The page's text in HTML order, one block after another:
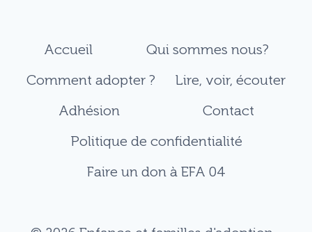
Accueil
Qui sommes nous?
Comment adopter ?
Lire, voir, écouter
Adhésion
Contact
Politique de confidentialité
Faire un don à EFA 04